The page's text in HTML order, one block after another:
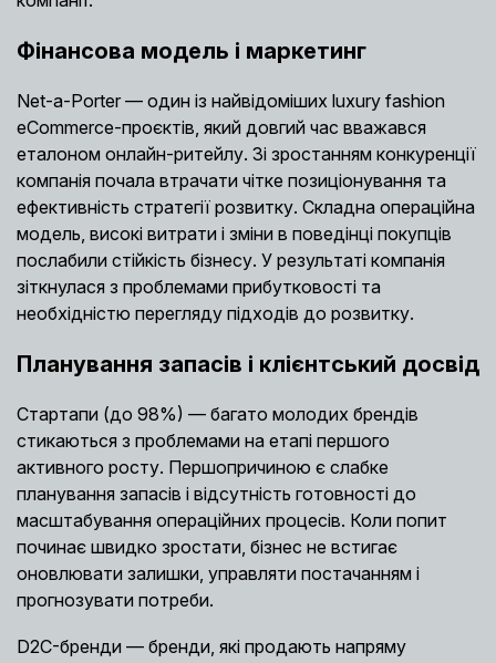
Фінансова модель і маркетинг
Net-a-Porter — один із найвідоміших luxury fashion
eCommerce-проєктів, який довгий час вважався
еталоном онлайн-ритейлу. Зі зростанням конкуренції
компанія почала втрачати чітке позиціонування та
ефективність стратегії розвитку. Складна операційна
модель, високі витрати і зміни в поведінці покупців
послабили стійкість бізнесу. У результаті компанія
зіткнулася з проблемами прибутковості та
необхідністю перегляду підходів до розвитку.
Планування запасів і клієнтський досвід
Стартапи (до 98%) — багато молодих брендів
стикаються з проблемами на етапі першого
активного росту. Першопричиною є слабке
планування запасів і відсутність готовності до
масштабування операційних процесів. Коли попит
починає швидко зростати, бізнес не встигає
оновлювати залишки, управляти постачанням і
прогнозувати потреби.
D2C-бренди — бренди, які продають напряму